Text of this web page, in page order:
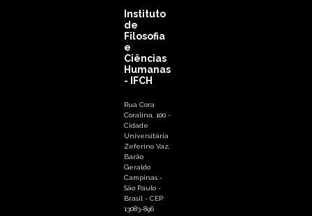
Instituto
de
Filosofia
e
Ciências
Humanas
- IFCH
Rua Cora
Coralina, 100 -
Cidade
Universitária
Zeferino Vaz,
Barão
Geraldo
Campinas -
São Paulo -
Brasil - CEP:
13083-896